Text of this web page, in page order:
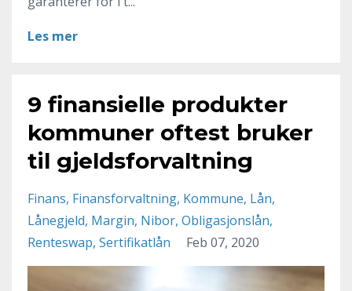
Les mer
9 finansielle produkter
kommuner oftest bruker
til gjeldsforvaltning
Finans Finansforvaltning Kommune Lån
Lånegjeld Margin Nibor Obligasjonslån
Renteswap Sertifikatlån Feb 07, 2020